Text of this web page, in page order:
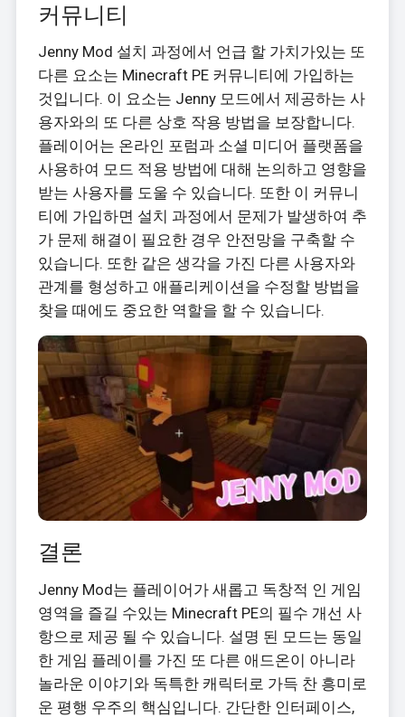
커뮤니티
Jenny Mod 설치 과정에서 언급 할 가치가있는 또
다른 요소는 Minecraft PE 커뮤니티에 가입하는
것입니다. 이 요소는 Jenny 모드에서 제공하는 사
용자와의 또 다른 상호 작용 방법을 보장합니다.
플레이어는 온라인 포럼과 소셜 미디어 플랫폼을
사용하여 모드 적용 방법에 대해 논의하고 영향을
받는 사용자를 도울 수 있습니다. 또한 이 커뮤니
티에 가입하면 설치 과정에서 문제가 발생하여 추
가 문제 해결이 필요한 경우 안전망을 구축할 수
있습니다. 또한 같은 생각을 가진 다른 사용자와
관계를 형성하고 애플리케이션을 수정할 방법을
찾을 때에도 중요한 역할을 할 수 있습니다.
결론
Jenny Mod는 플레이어가 새롭고 독창적 인 게임
영역을 즐길 수있는 Minecraft PE의 필수 개선 사
항으로 제공 될 수 있습니다. 설명 된 모드는 동일
한 게임 플레이를 가진 또 다른 애드온이 아니라
놀라운 이야기와 독특한 캐릭터로 가득 찬 흥미로
운 평행 우주의 핵심입니다. 간단한 인터페이스,